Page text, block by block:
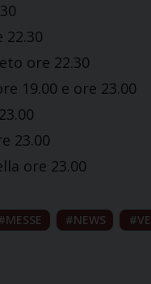
22.30
ore 22.30
19.00 e ore 23.00
23.00
ore 23.00
MESSE NEWS